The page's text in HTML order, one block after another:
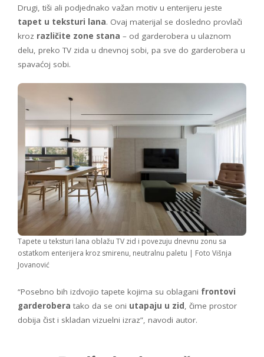
Drugi, tiši ali podjednako važan motiv u enterijeru jeste
tapet u teksturi lana. Ovaj materijal se dosledno provlači
kroz različite zone stana – od garderobera u ulaznom
delu, preko TV zida u dnevnoj sobi, pa sve do garderobera u
spavaćoj sobi.
Tapete u teksturi lana oblažu TV zid i povezuju dnevnu zonu sa
ostatkom enterijera kroz smirenu, neutralnu paletu | Foto Višnja
Jovanović
“Posebno bih izdvojio tapete kojima su oblagani frontovi
garderobera tako da se oni utapaju u zid , čime prostor
dobija čist i skladan vizuelni izraz”, navodi autor.